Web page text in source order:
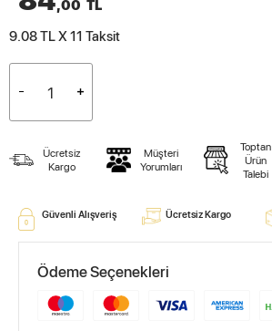
,00 TL
9.08 TL X 11 Taksit
Ücretsiz
Kargo
Müşteri
Yorumları
Toptan
Ürün
Talebi
Güvenli Alışveriş Ücretsiz Kargo
Ödeme Seçenekleri